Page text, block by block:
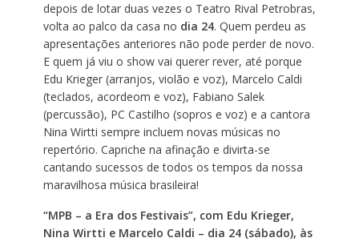
depois de lotar duas vezes o Teatro Rival Petrobras,
volta ao palco da casa no dia 24. Quem perdeu as
apresentações anteriores não pode perder de novo.
E quem já viu o show vai querer rever, até porque
Edu Krieger (arranjos, violão e voz), Marcelo Caldi
(teclados, acordeom e voz), Fabiano Salek
(percussão), PC Castilho (sopros e voz) e a cantora
Nina Wirtti sempre incluem novas músicas no
repertório. Capriche na afinação e divirta-se
cantando sucessos de todos os tempos da nossa
maravilhosa música brasileira!
“MPB – a Era dos Festivais”, com Edu Krieger,
Nina Wirtti e Marcelo Caldi – dia 24 (sábado), às